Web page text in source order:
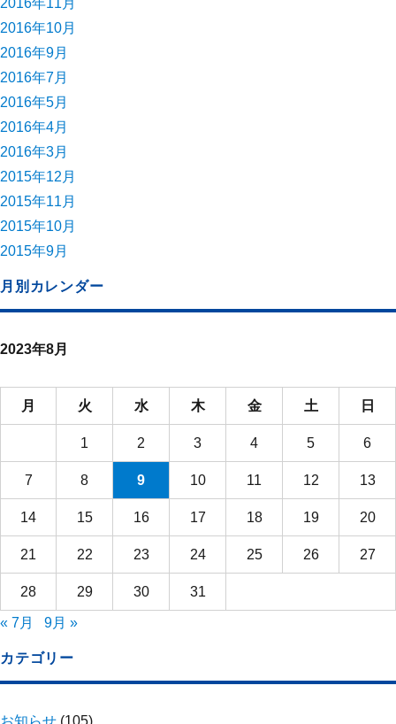
2016年11月
2016年10月
2016年9月
2016年7月
2016年5月
2016年4月
2016年3月
2015年12月
2015年11月
2015年10月
2015年9月
月別カレンダー
2023年8月
月 火 水 木 金 土 日
1 2 3 4 5 6
7 8 9 10 11 12 13
14 15 16 17 18 19 20
21 22 23 24 25 26 27
28 29 30 31
« 7月 9月 »
カテゴリー
お知らせ (105)